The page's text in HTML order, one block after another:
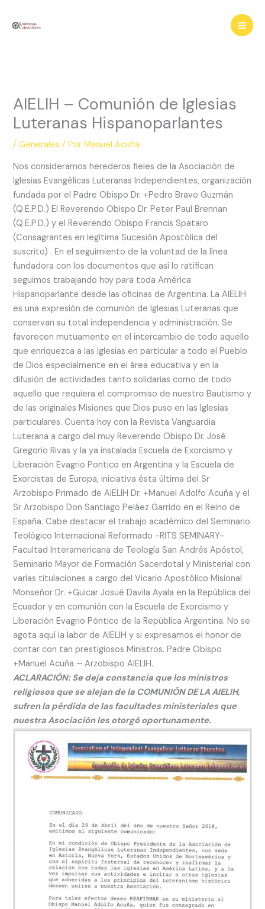
AIELIH – Comunión de Iglesias
Luteranas Hispanoparlantes
/Generales / PorManuel Acuña
Nos consideramos herederos fieles de la Asociación de
Iglesias Evangélicas Luteranas Independientes, organización
fundada por el Padre Obispo Dr. +Pedro Bravo Guzmán
(Q.E.P.D.) El Reverendo Obispo Dr. Peter Paul Brennan
(Q.E.P.D.) y el Reverendo Obispo Francis Spataro
(Consagrantes en legítima Sucesión Apostólica del
suscrito) . En el seguimiento de la voluntad de la línea
fundadora con los documentos que así lo ratifican
seguimos trabajando hoy para toda América
Hispanoparlante desde las oficinas de Argentina. La AIELIH
es una expresión de comunión de Iglesias Luteranas que
conservan su total independencia y administración. Se
favorecen mutuamente en el intercambio de todo aquello
que enriquezca a las Iglesias en particular a todo el Pueblo
de Dios especialmente en el área educativa y en la
difusión de actividades tanto solidarias como de todo
aquello que requiera el compromiso de nuestro Bautismo y
de las originales Misiones que Dios puso en las Iglesias
particulares. Cuenta hoy con la Revista Vanguardia
Luterana a cargo del muy Reverendo Obispo Dr. José
Gregorio Rivas y la ya instalada Escuela de Exorcismo y
Liberación Evagrio Pontico en Argentina y la Escuela de
Exorcistas de Europa, iniciativa ésta última del Sr
Arzobispo Primado de AIELIH Dr. +Manuel Adolfo Acuña y el
Sr Arzobispo Don Santiago Peláez Garrido en el Reino de
España. Cabe destacar el trabajo académico del Seminario
Teológico Internacional Reformado -RITS SEMINARY-
Facultad Interamericana de Teología San Andrés Apóstol,
Seminario Mayor de Formación Sacerdotal y Ministerial con
varias titulaciones a cargo del Vicario Apostólico Misional
Monseñor Dr. +Guicar Josué Davila Ayala en la República del
Ecuador y en comunión con la Escuela de Exorcismo y
Liberación Evagrio Póntico de la República Argentina. No se
agota aquí la labor de AIELIH y si expresamos el honor de
contar con tan prestigiosos Ministros. Padre Obispo
+Manuel Acuña – Arzobispo AIELIH.
ACLARACIÓN: Se deja constancia que los ministros
religiosos que se alejan de la COMUNIÓN DE LA AIELIH,
sufren la pérdida de las facultades ministeriales que
nuestra Asociación les otorgó oportunamente.